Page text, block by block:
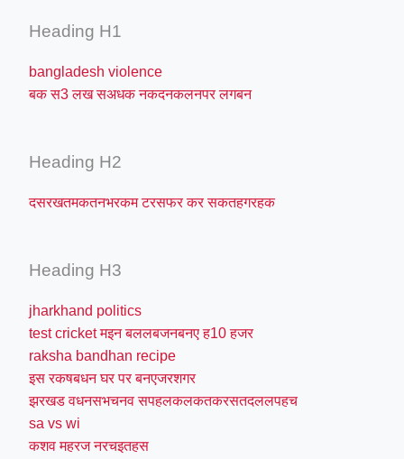
Heading H1
bangladesh violence
बक स3 लख सअधक नकदनकलनपर लगबन
Heading H2
दसरखतमकतनभरकम टरसफर कर सकतहगरहक
Heading H3
jharkhand politics
test cricket मइन बललबजनबनए ह10 हजर
raksha bandhan recipe
इस रकषबधन घर पर बनएजरशगर
झरखड वधनसभचनव सपहलकलकतकरसतदललपहच
sa vs wi
कशव महरज नरचइतहस